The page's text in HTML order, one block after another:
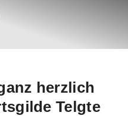
herzlich
Telgte